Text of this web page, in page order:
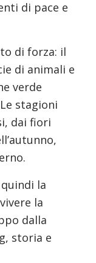
di pace e
di forza: il
di animali e
verde
stagioni
dai fiori
la
la
dalla
storia e